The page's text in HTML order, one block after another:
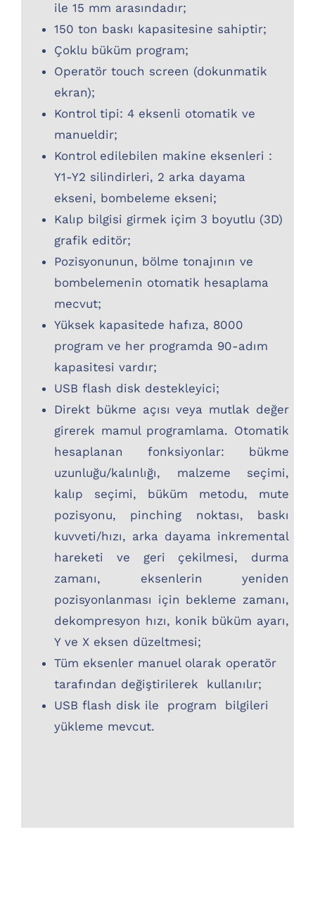
ile 15 mm arasındadır;
150 ton baskı kapasitesine sahiptir;
Çoklu büküm program;
Operatör touch screen (dokunmatik
ekran);
Kontrol tipi: 4 eksenli otomatik ve
manueldir;
Kontrol edilebilen makine eksenleri :
Y1-Y2 silindirleri, 2 arka dayama
ekseni, bombeleme ekseni;
Kalıp bilgisi girmek içim 3 boyutlu (3D)
grafik editör;
Pozisyonunun, bölme tonajının ve
bombelemenin otomatik hesaplama
mecvut;
Yüksek kapasitede hafıza, 8000
program ve her programda 90-adım
kapasitesi vardır;
USB flash disk destekleyici;
Direkt bükme açısı veya mutlak değer
girerek mamul programlama. Otomatik
hesaplanan fonksiyonlar: bükme
uzunluğu/kalınlığı, malzeme seçimi,
kalıp seçimi, büküm metodu, mute
pozisyonu, pinching noktası, baskı
kuvveti/hızı, arka dayama inkremental
hareketi ve geri çekilmesi, durma
zamanı, eksenlerin yeniden
pozisyonlanması için bekleme zamanı,
dekompresyon hızı, konik büküm ayarı,
Y ve X eksen düzeltmesi;
Tüm eksenler manuel olarak operatör
tarafından değiştirilerek kullanılır;
USB flash disk ile program bilgileri
yükleme mevcut.